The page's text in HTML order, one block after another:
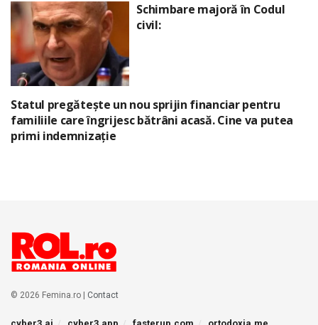
Schimbare majoră în Codul
civil:
Statul pregătește un nou sprijin financiar pentru
familiile care îngrijesc bătrâni acasă. Cine va putea
primi indemnizație
© 2026 Femina.ro | Contact